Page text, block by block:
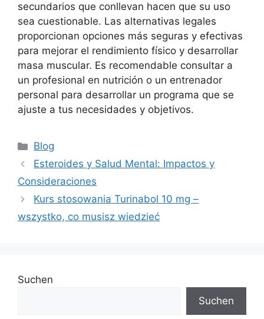
secundarios que conllevan hacen que su uso
sea cuestionable. Las alternativas legales
proporcionan opciones más seguras y efectivas
para mejorar el rendimiento físico y desarrollar
masa muscular. Es recomendable consultar a
un profesional en nutrición o un entrenador
personal para desarrollar un programa que se
ajuste a tus necesidades y objetivos.
Blog
Esteroides y Salud Mental: Impactos y
Consideraciones
Kurs stosowania Turinabol 10 mg –
wszystko, co musisz wiedzieć
Suchen
Suchen